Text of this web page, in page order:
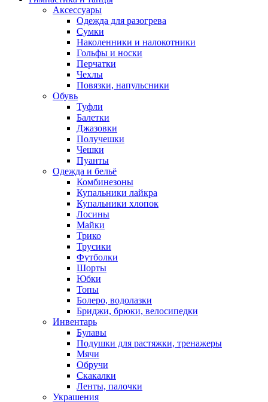
Аксессуары
Одежда для разогрева
Сумки
Наколенники и налокотники
Гольфы и носки
Перчатки
Чехлы
Повязки, напульсники
Обувь
Туфли
Балетки
Джазовки
Получешки
Чешки
Пуанты
Одежда и бельё
Комбинезоны
Купальники лайкра
Купальники хлопок
Лосины
Майки
Трико
Трусики
Футболки
Шорты
Юбки
Топы
Болеро, водолазки
Бриджи, брюки, велосипедки
Инвентарь
Булавы
Подушки для растяжки, тренажеры
Мячи
Обручи
Скакалки
Ленты, палочки
Украшения